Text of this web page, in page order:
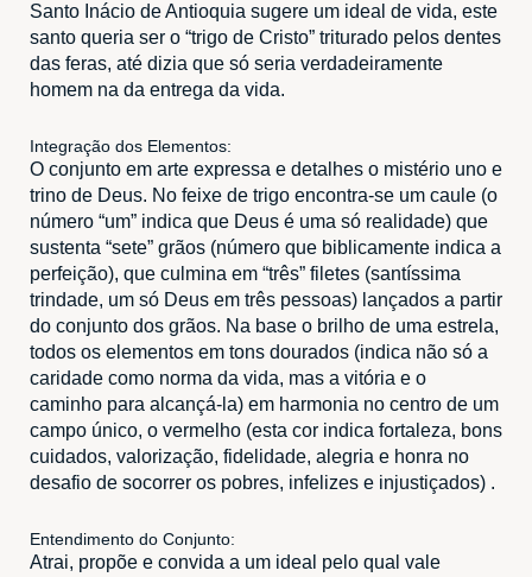
Santo Inácio de Antioquia sugere um ideal de vida, este
santo queria ser o “trigo de Cristo” triturado pelos dentes
das feras, até dizia que só seria verdadeiramente
homem na da entrega da vida.
Integração dos Elementos:
O conjunto em arte expressa e detalhes o mistério uno e
trino de Deus. No feixe de trigo encontra-se um caule (o
número “um” indica que Deus é uma só realidade) que
sustenta “sete” grãos (número que biblicamente indica a
perfeição), que culmina em “três” filetes (santíssima
trindade, um só Deus em três pessoas) lançados a partir
do conjunto dos grãos. Na base o brilho de uma estrela,
todos os elementos em tons dourados (indica não só a
caridade como norma da vida, mas a vitória e o
caminho para alcançá-la) em harmonia no centro de um
campo único, o vermelho (esta cor indica fortaleza, bons
cuidados, valorização, fidelidade, alegria e honra no
desafio de socorrer os pobres, infelizes e injustiçados) .
Entendimento do Conjunto:
Atrai, propõe e convida a um ideal pelo qual vale